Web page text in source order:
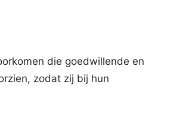
die goedwillende en
zodat zij bij hun